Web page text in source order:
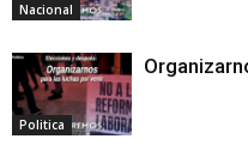
Nacional
Politica